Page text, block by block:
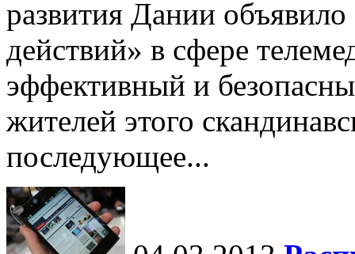
развития Дании
действий» в сфере
эффективный и
жителей этого
последующее...